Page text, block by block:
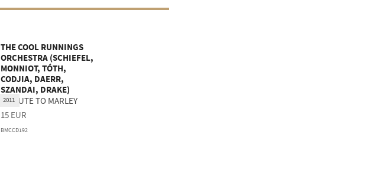
THE COOL RUNNINGS
ORCHESTRA (SCHIEFEL,
MONNIOT, TÓTH,
CODJIA, DAERR,
SZANDAI, DRAKE)
TRIBUTE TO MARLEY
15 EUR
BMCCD192
2011